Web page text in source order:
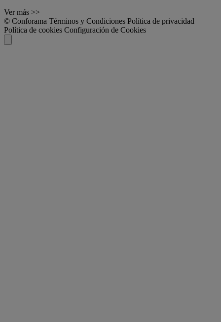
Ver más >>
© Conforama Términos y Condiciones Política de privacidad
Política de cookies Configuración de Cookies